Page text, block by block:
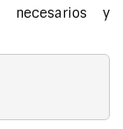
necesarios y